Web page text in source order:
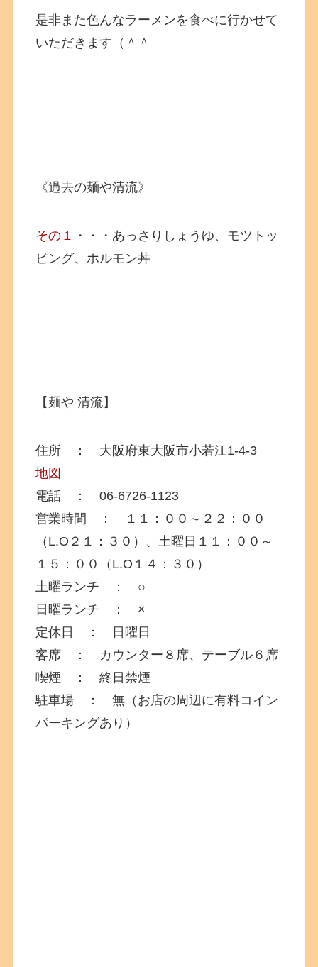
是非また色んなラーメンを食べに行かせて
いただきます（＾＾
《過去の麺や清流》
その１ ・・・あっさりしょうゆ、モツトッ
ピング、ホルモン丼
【麺や 清流】
住所 ： 大阪府東大阪市小若江1-4-3
地図
電話 ： 06-6726-1123
営業時間 ： １１：００～２２：００
（L.O２１：３０）、土曜日１１：００～
１５：００（L.O１４：３０）
土曜ランチ ： ○
日曜ランチ ： ×
定休日 ： 日曜日
客席 ： カウンター８席、テーブル６席
喫煙 ： 終日禁煙
駐車場 ： 無（お店の周辺に有料コイン
パーキングあり）